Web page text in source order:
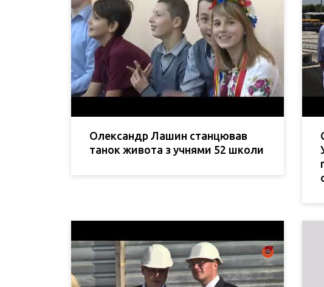
Олександр Лашин станцював
танок живота з учнями 52 школи